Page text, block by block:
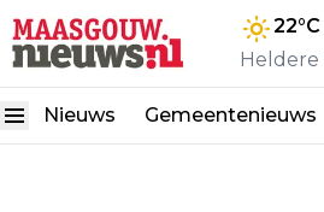
22°C
Heldere
Nieuws Gemeentenieuws